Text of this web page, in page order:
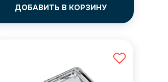
ДОБАВИТЬ В КОРЗИНУ